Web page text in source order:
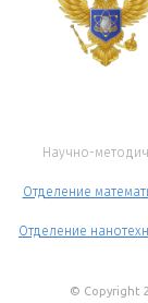
Научно-
Отделение
Отделение
© Copyright